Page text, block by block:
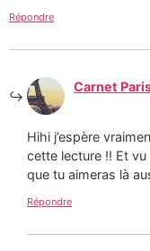
Répondre
Carnet
Hihi j’espère
cette lecture !! Et
que tu aimeras là
Répondre